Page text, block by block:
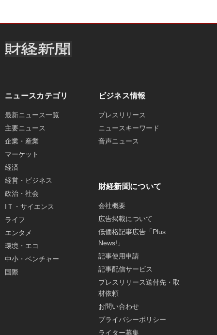
ニュースカテゴリ
最新ニュース一覧
主要ニュース
企業・産業
マーケット
経済
経営・ビジネス
政治・社会
IＴ・サイエンス
ライフ
エンタメ
環境・エコ
中小・ベンチャー
国際
ビジネス情報
プレスリリース
ニュースキーワード
音声ニュース
財経新聞について
会社概要
広告掲載について
低価格記事広告「Plus
News!」
記事使用申請
記事配信サービス
プレスリリース送付先・取
材依頼
お問い合わせ
プライバシーポリシー
ライター募集